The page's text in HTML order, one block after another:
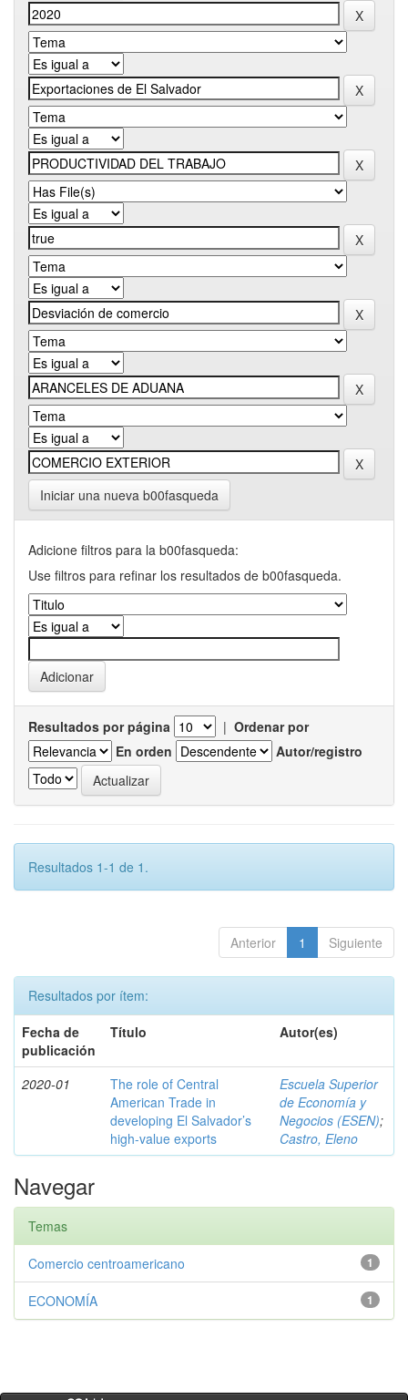
Iniciar una nueva b00fasqueda
Adicione filtros para la b00fasqueda:
Use filtros para refinar los resultados de b00fasqueda.
Resultados por página | Ordenar por
En orden
Autor/registro
Resultados 1-1 de 1.
Anterior 1 Siguiente
Resultados por ítem:
Fecha de
publicación
Título Autor(es)
2020-01
The role of Central
American Trade in
developing El Salvador’s
high-value exports
Escuela Superior
de Economía y
Negocios (ESEN);
Castro, Eleno
Navegar
Temas
1
Comercio centroamericano
1
ECONOMÍA